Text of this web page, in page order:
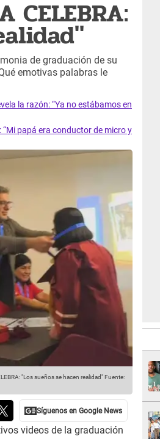
de graduación de su
emotivas palabras le
la razón: “Ya no estábamos en
papá era conductor de micro y
"Los sueños se hacen realidad" Fuente:
videos de la graduación